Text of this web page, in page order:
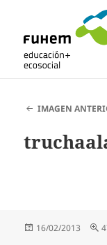
IMAGEN
Publicado
16/02/2013